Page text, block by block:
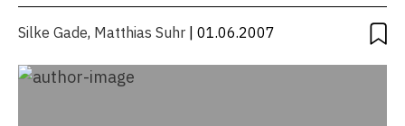
Silke Gade, Matthias Suhr | 01.06.2007